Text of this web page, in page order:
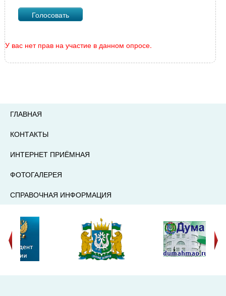
У вас нет прав на участие в данном опросе.
ГЛАВНАЯ
КОНТАКТЫ
ИНТЕРНЕТ ПРИЁМНАЯ
ФОТОГАЛЕРЕЯ
СПРАВОЧНАЯ ИНФОРМАЦИЯ